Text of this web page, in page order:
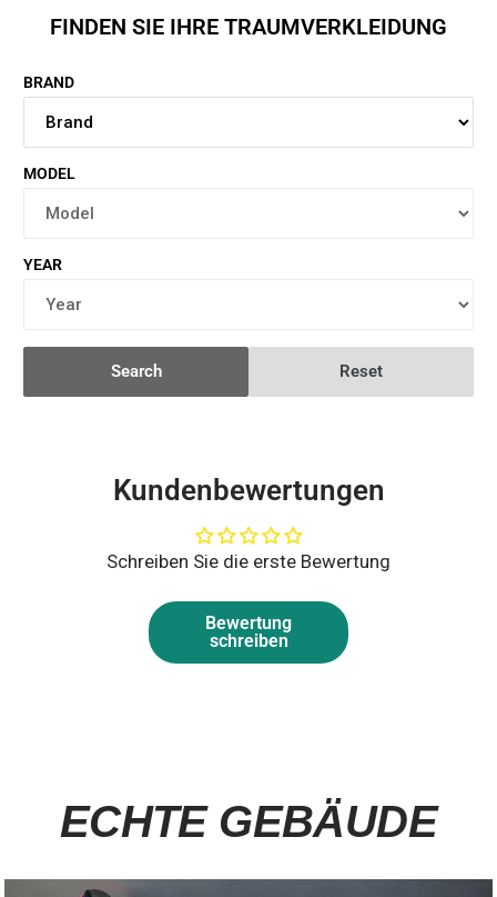
FINDEN SIE IHRE TRAUMVERKLEIDUNG
BRAND
MODEL
YEAR
Search Reset
Kundenbewertungen
Schreiben Sie die erste Bewertung
Bewertung
schreiben
ECHTE GEBÄUDE